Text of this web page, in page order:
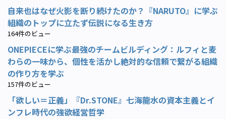
自来也はなぜ火影を断り続けたのか？『NARUTO』に学ぶ
組織のトップに立たず伝説になる生き方
164件のビュー
ONEPIECEに学ぶ最強のチームビルディング：ルフィと麦
わらの一味から、個性を活かし絶対的な信頼で繋がる組織
の作り方を学ぶ
157件のビュー
「欲しい＝正義」『Dr.STONE』七海龍水の資本主義とイ
ンフレ時代の強欲経営哲学